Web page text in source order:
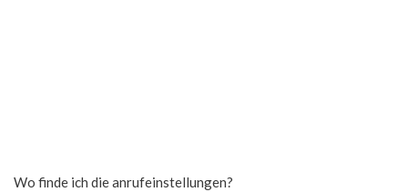
Wo finde ich die anrufeinstellungen?